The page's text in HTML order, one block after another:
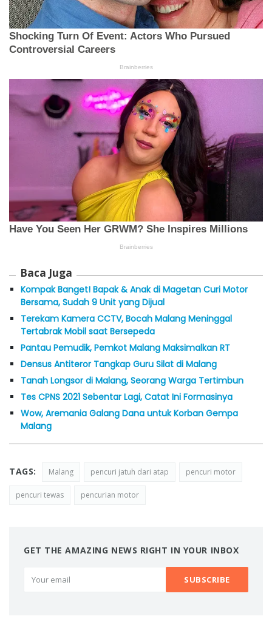
Baca Juga
Kompak Banget! Bapak & Anak di Magetan Curi Motor
Bersama, Sudah 9 Unit yang Dijual
Terekam Kamera CCTV, Bocah Malang Meninggal
Tertabrak Mobil saat Bersepeda
Pantau Pemudik, Pemkot Malang Maksimalkan RT
Densus Antiteror Tangkap Guru Silat di Malang
Tanah Longsor di Malang, Seorang Warga Tertimbun
Tes CPNS 2021 Sebentar Lagi, Catat Ini Formasinya
Wow, Aremania Galang Dana untuk Korban Gempa
Malang
TAGS: Malang pencuri jatuh dari atap pencuri motor
pencuri tewas pencurian motor
GET THE AMAZING NEWS RIGHT IN YOUR INBOX